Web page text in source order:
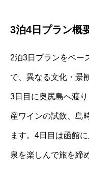
3泊4日プラン概
2泊3日プランをベー
で、異なる文化・景
3日目に奥尻島へ渡
産ワインの試飲、島
ます。4日目は函館
泉を楽しんで旅を締